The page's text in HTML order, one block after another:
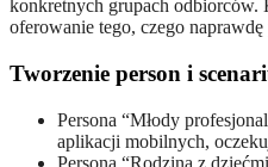
konkretnych grupach odbiorców.
oferowanie tego, czego naprawdę
Tworzenie person i
Persona “Młody
aplikacji mobilnych,
Persona “Rodzina z